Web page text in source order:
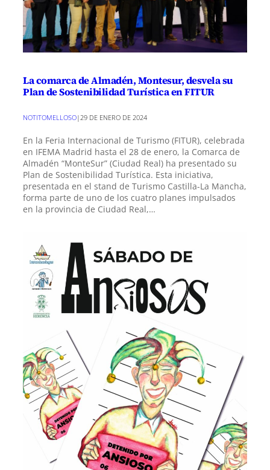
La comarca de Almadén, Montesur, desvela su
Plan de Sostenibilidad Turística en FITUR
NOTITOMELLOSO|29 DE ENERO DE 2024
En la Feria Internacional de Turismo (FITUR), celebrada
en IFEMA Madrid hasta el 28 de enero, la Comarca de
Almadén “MonteSur” (Ciudad Real) ha presentado su
Plan de Sostenibilidad Turística. Esta iniciativa,
presentada en el stand de Turismo Castilla-La Mancha,
forma parte de uno de los cuatro planes impulsados
en la provincia de Ciudad Real,…